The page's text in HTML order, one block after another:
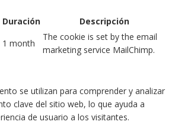
Duración
Descripción
1 month
The cookie is set by the email
marketing service MailChimp.
se utilizan para comprender y analizar
clave del sitio web, lo que ayuda a
de usuario a los visitantes.